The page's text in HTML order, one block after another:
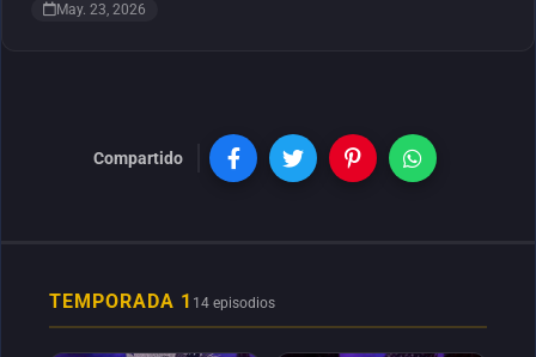
May. 23, 2026
Compartido
TEMPORADA 1 14 episodios